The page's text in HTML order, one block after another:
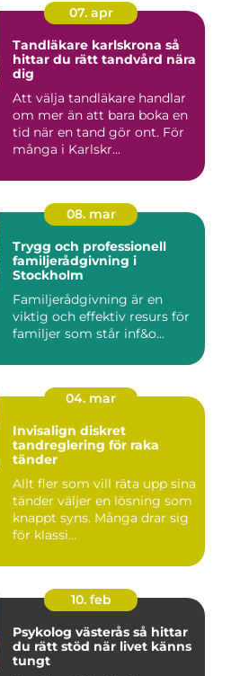
07. apr
Tandläkare karlskrona så
hittar du rätt tandvård nära
dig
Att välja tandläkare handlar
om mer än att bara boka en
tid när en tand gör ont. För
många i Karlskr...
08. mar
Trygg och professionell
familjerådgivning i
Stockholm
Familjerådgivning är en
viktig och effektiv resurs för
familjer som står inf&o...
04. mar
Invisalign diskret
tandreglering för raka
tänder
Allt fler som vill räta upp sina
tänder väljer en lösning som
knappt syns. Många drar sig
för klassi...
10. feb
Psykolog västerås så hittar
du rätt stöd när livet känns
tungt